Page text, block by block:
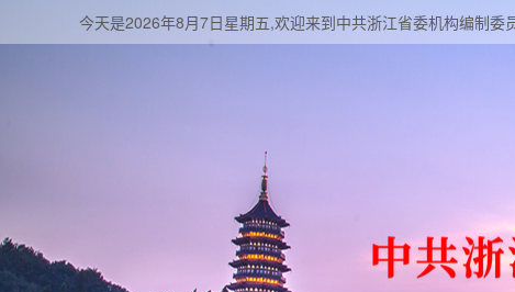
今天是2026年8月7日星期五,欢迎来到中共浙江省委机构编制委